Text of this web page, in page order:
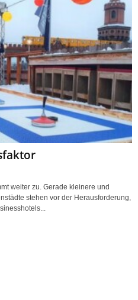
weiter zu. Gerade kleinere und
stehen vor der Herausforderung,